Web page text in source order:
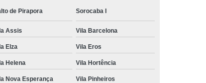
de Pirapora Sorocaba I
Assis Vila Barcelona
Elza Vila Eros
Helena Vila Hortência
Nova Esperança Vila Pinheiros